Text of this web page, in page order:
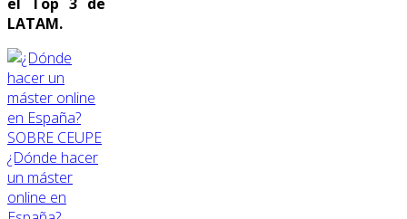
LATAM.
SOBRE CEUPE
¿Dónde hacer
un máster
online en